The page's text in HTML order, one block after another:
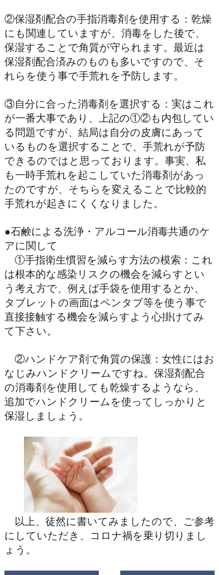
②保湿剤配合の手指消毒剤を使用する：乾燥
にも関連していますが、消毒をした後で、
保湿することで角質が守られます。最近は
保湿剤配合済みのものも多いですので、そ
れらを使う事で手荒れを予防します。
③自分に合った消毒剤を選択する：実はこれ
が一番大事であり、上記の①②も内包してい
る問題ですが、結局は自分の皮膚にあって
いるものを選択することで、手荒れが予防
できるのではと思っております。事実、私
も一時手荒れを起こしていた消毒剤があっ
たのですが、そちらを変えることで比較的
手荒れが起きにくくなりました。
●石鹸による洗浄・アルコール消毒共通のケ
アに関して
①手指衛生慣習を減らす方法の模索：これ
は根本的な感染リスクの機会を減らすとい
う考え方で、例えば手袋を使用するとか、
タブレットの画面はペンタブ等を使う事で
直接接触する機会を減らすよう心掛けてみ
て下さい。
②ハンドケア剤で角質の保護：女性にはお
なじみハンドクリームですね。保湿剤配合
の消毒剤を使用しても乾燥するようなら、
追加でハンドクリームを使ってしっかりと
保湿しましょう。
以上、徒然に書いてみましたので、ご参考
にしていただき、コロナ禍を乗り切りまし
ょう。